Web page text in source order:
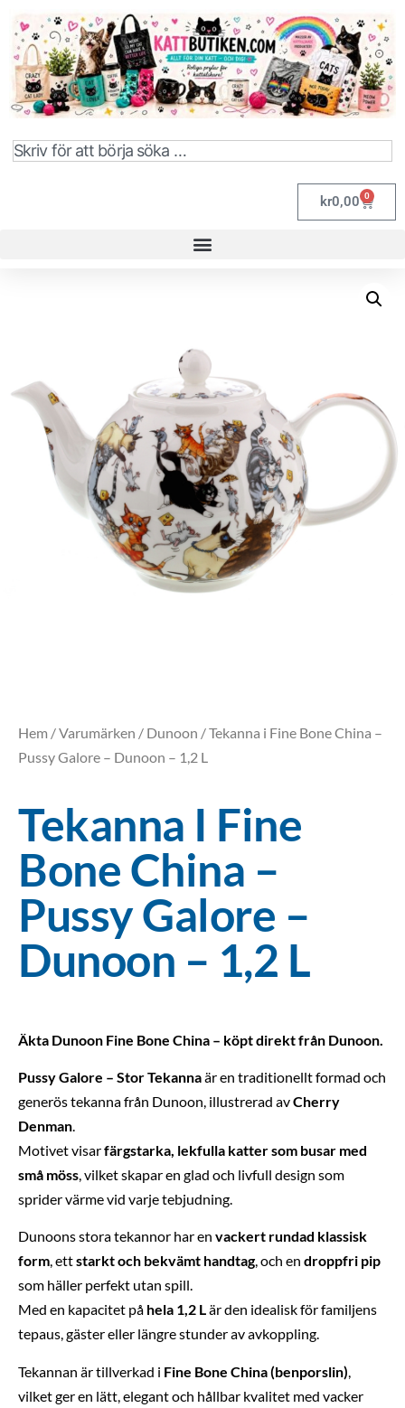
kr0,00 0
Hem /Varumärken / Dunoon / Tekanna i Fine Bone China –
Pussy Galore – Dunoon – 1,2 L
Tekanna I Fine
Bone China –
Pussy Galore –
Dunoon – 1,2 L
Äkta Dunoon Fine Bone China – köpt direkt från Dunoon.
Pussy Galore – Stor Tekannaär en traditionellt formad och
generös tekanna från Dunoon, illustrerad avCherry
Denman.
Motivet visarfärgstarka, lekfulla katter som busar med
små möss, vilket skapar en glad och livfull design som
sprider värme vid varje tebjudning.
Dunoons stora tekannor har en vackert rundad klassisk
form, ettstarkt och bekvämt handtag, och en droppfri pip
som häller perfekt utan spill.
Med en kapacitet på hela 1,2 Lär den idealisk för familjens
tepaus, gäster eller längre stunder av avkoppling.
Tekannan är tillverkad i Fine Bone China (benporslin)
vilket ger en lätt, elegant och hållbar kvalitet med vacker